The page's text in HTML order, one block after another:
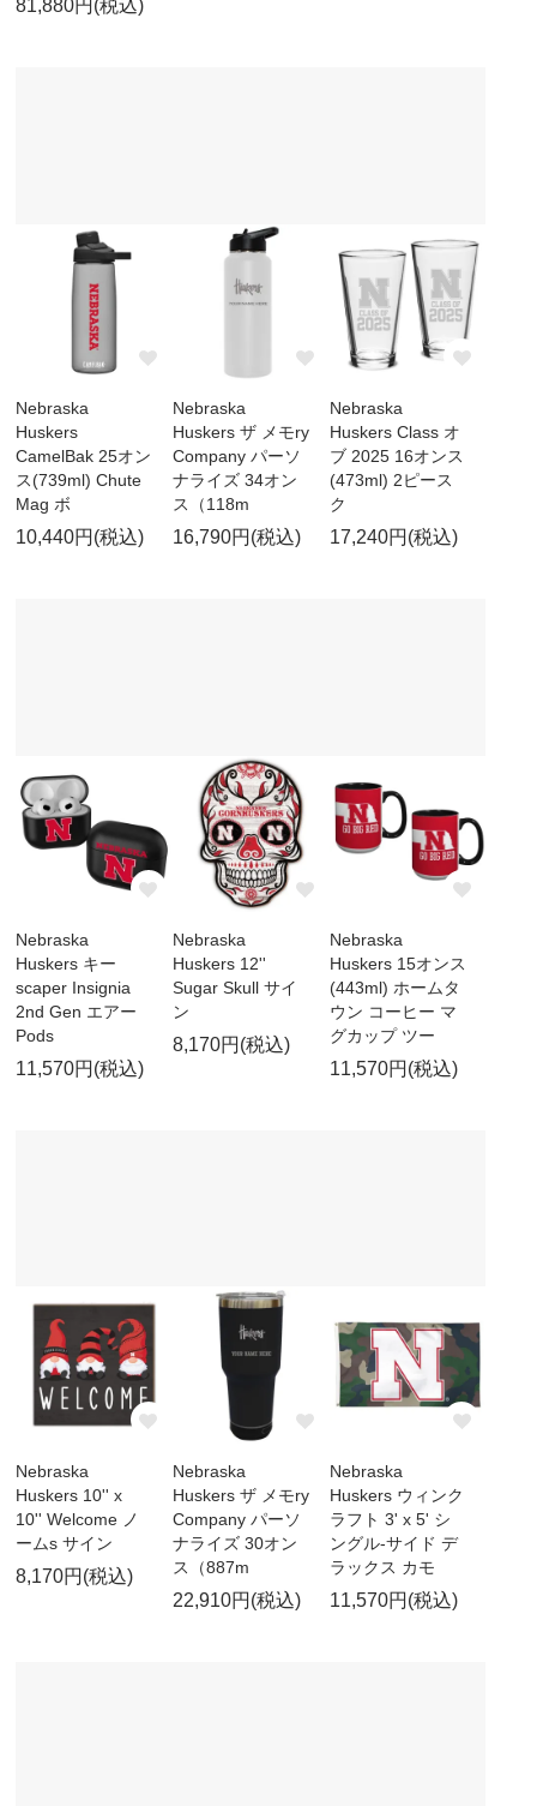
81,880円(税込)
Nebraska
Huskers
CamelBak 25オン
ス(739ml) Chute
Mag ボ
10,440円(税込)
Nebraska
Huskers ザ メモry
Company パーソ
ナライズ 34オン
ス（118m
16,790円(税込)
Nebraska
Huskers Class オ
ブ 2025 16オンス
(473ml) 2ピース
ク
17,240円(税込)
Nebraska
Huskers キー
scaper Insignia
2nd Gen エアー
Pods
11,570円(税込)
Nebraska
Huskers 12''
Sugar Skull サイ
ン
8,170円(税込)
Nebraska
Huskers 15オンス
(443ml) ホームタ
ウン コーヒー マ
グカップ ツー
11,570円(税込)
Nebraska
Huskers 10'' x
10'' Welcome ノ
ームs サイン
8,170円(税込)
Nebraska
Huskers ザ メモry
Company パーソ
ナライズ 30オン
ス（887m
22,910円(税込)
Nebraska
Huskers ウィンク
ラフト 3' x 5' シ
ングル-サイド デ
ラックス カモ
11,570円(税込)